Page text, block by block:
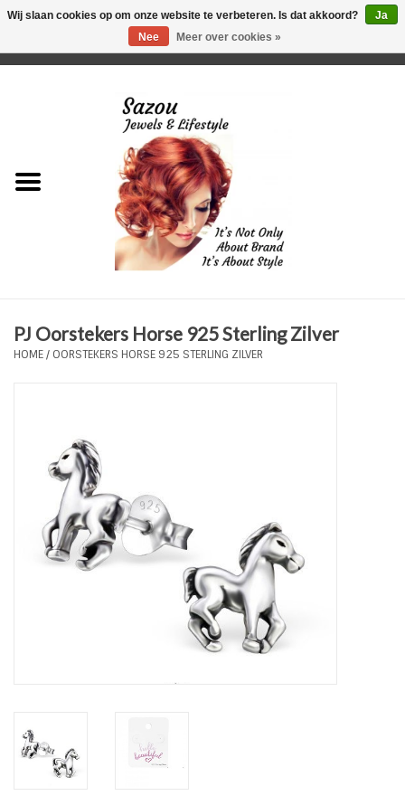
Just for Him
Plus Size Sieraden
Tassen en meer
Haaraccesoires
Zonnebrillen
Ohlala Jewels
PJ Oorstekers Horse 925 Sterling Zilver
HOME/ OORSTEKERS HORSE 925 STERLING ZILVER
Wij slaan cookies op om onze website te verbeteren. Is dat akkoord?
Ja
Nee
Meer over cookies »